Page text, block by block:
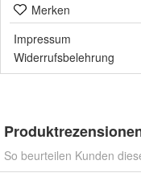
Merken
Impressum
Widerrufsbelehrung
So beurteilen Kunden